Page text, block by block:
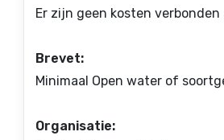
Er zijn geen kosten
Brevet:
Minimaal Open water of
Organisatie: